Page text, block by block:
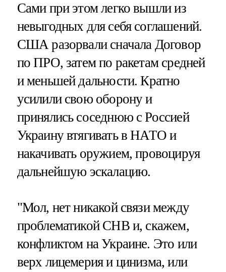
Сами при этом легко вышли из
невыгодных для себя соглашений.
США разорвали сначала Договор
по ПРО, затем по ракетам средней
и меньшей дальности. Кратно
усилили свою оборону и
принялись соседнюю с Россией
Украину втягивать в НАТО и
накачивать оружием, провоцируя
дальнейшую эскалацию.
"Мол, нет никакой связи между
проблематикой СНВ и, скажем,
конфликтом на Украине. Это или
верх лицемерия и цинизма, или